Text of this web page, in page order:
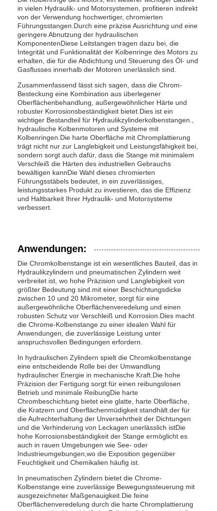
in vielen Hydraulik- und Motorsystemen, profitieren indirekt
von der Verwendung hochwertiger, chromierten
Führungsstangen.Durch eine präzise Ausrichtung und eine
geringere Abnutzung der hydraulischen
KomponentenDiese Leitstangen tragen dazu bei, die
Integrität und Funktionalität der Kolbenringe des Motors zu
erhalten, die für die Abdichtung und Steuerung des Öl- und
Gasflusses innerhalb der Motoren unerlässlich sind.
Zusammenfassend lässt sich sagen, dass die Chrom-
Besteckung eine Kombination aus überlegener
Oberflächenbehandlung, außergewöhnlicher Härte und
robuster Korrosionsbeständigkeit bietet.Dies ist ein
wichtiger Bestandteil für Hydraulikzylinderkolbenstangen.,
hydraulische Kolbenmotoren und Systeme mit
Kolbenringen.Die harte Oberfläche mit Chromplattierung
trägt nicht nur zur Langlebigkeit und Leistungsfähigkeit bei,
sondern sorgt auch dafür, dass die Stange mit minimalem
Verschleiß die Härten des industriellen Gebrauchs
bewältigen kannDie Wahl dieses chromierten
Führungsstäbels bedeutet, in ein zuverlässiges,
leistungsstarkes Produkt zu investieren, das die Effizienz
und Haltbarkeit Ihrer Hydraulik- und Motorsysteme
verbessert.
Anwendungen:
Die Chromkolbenstange ist ein wesentliches Bauteil, das in
Hydraulikzylindern und pneumatischen Zylindern weit
verbreitet ist, wo hohe Präzision und Langlebigkeit von
größter Bedeutung sind.mit einer Beschichtungsdicke
zwischen 10 und 20 Mikrometer, sorgt für eine
außergewöhnliche Oberflächenveredelung und einen
robusten Schutz vor Verschleiß und Korrosion.Dies macht
die Chrome-Kolbenstange zu einer idealen Wahl für
Anwendungen, die zuverlässige Leistung unter
anspruchsvollen Bedingungen erfordern.
In hydraulischen Zylindern spielt die Chromkolbenstange
eine entscheidende Rolle bei der Umwandlung
hydraulischer Energie in mechanische Kraft.Die hohe
Präzision der Fertigung sorgt für einen reibungslosen
Betrieb und minimale ReibungDie harte
Chrombeschichtung bietet eine glatte, harte Oberfläche,
die Kratzern und Oberflächenmüdigkeit standhält.der für
die Aufrechterhaltung der Unversehrtheit der Dichtungen
und die Verhinderung von Leckagen unerlässlich istDie
hohe Korrosionsbeständigkeit der Stange ermöglicht es
auch in rauen Umgebungen wie See- oder
Industrieumgebungen,wo die Exposition gegenüber
Feuchtigkeit und Chemikalien häufig ist.
In pneumatischen Zylindern bietet die Chrome-
Kolbenstange eine zuverlässige Bewegungssteuerung mit
ausgezeichneter Maßgenauigkeit.Die feine
Oberflächenveredelung durch die harte Chromplattierung